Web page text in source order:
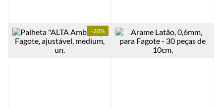
Ver mais detalhes Ver mais detalhes
-20%